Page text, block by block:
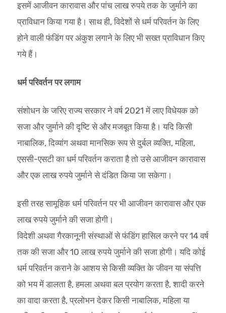
इसमें आजीवन कारावास और पांच लाख रुपये तक के जुर्माने का
प्राविधान किया गया है। साथ ही, विदेशों से धर्म परिवर्तन के लिए
होने वाली फंडिंग पर अंकुश लगाने के लिए भी सख्त प्राविधान किए
गये हैं।
धर्म परिवर्तन पर लगाम
संशोधन के जरिए राज्य सरकार ने वर्ष 2021 में लाए विधेयक को
सजा और जुर्माने की दृष्टि से और मजबूत किया है। यदि किसी
नाबालिक, दिव्यांग अथवा मानसिक रूप से दुर्बल व्यक्ति, महिला,
एससी-एसटी का धर्म परिवर्तन कराता है तो उसे आजीवन कारावास
और एक लाख रुपये जुर्माने से दंडित किया जा सकेगा।
इसी तरह सामूहिक धर्म परिवर्तन पर भी आजीवन कारावास और एक
लाख रुपये जुर्माने की सजा होगी।
विदेशी अथवा गैरकानूनी संस्थाओं से फंडिंग हासिल करने पर 14 वर्ष
तक की सजा और 10 लाख रुपये जुर्माने की सजा होगी। यदि कोई
धर्म परिवर्तन कराने के आशय से किसी व्यक्ति के जीवन या संपत्ति
को भय में डालता है, हमला अथवा बल प्रयोग करता है, शादी करने
का वादा करता है, प्रलोभन देकर किसी नाबालिक, महिला या